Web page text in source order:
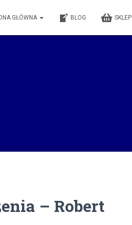
GŁÓWNA BLOG SKLEP
– Robert